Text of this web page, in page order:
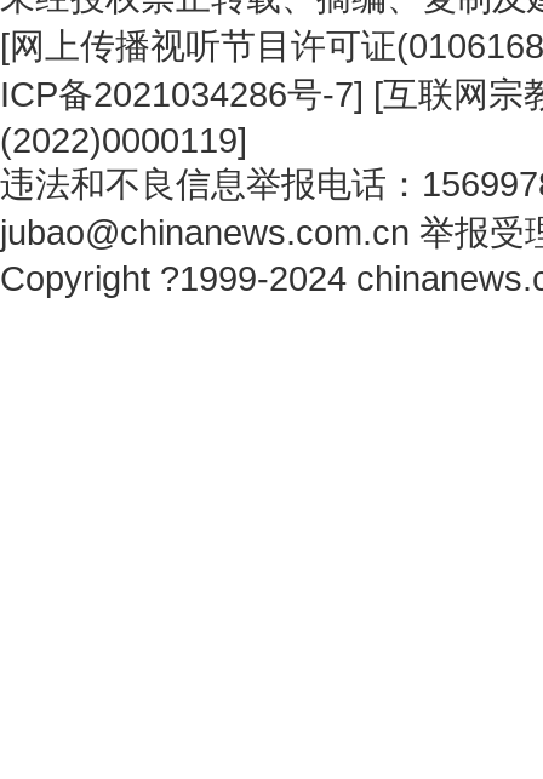
[网上传播视听节目许可证
ICP备2021034286号-7] [互联网宗
(2022)0000119]
违法和不良信息举报电话：
jubao@chinanews.com.cn 举报受
Copyright ?1999-2024